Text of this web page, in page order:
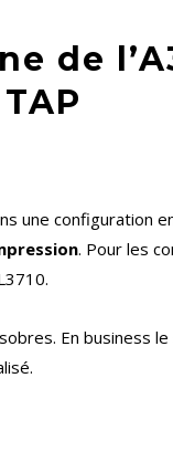
de
une configuration
. Pour les
En business